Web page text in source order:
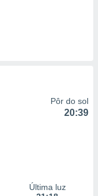
Pôr do sol
20:39
Última luz